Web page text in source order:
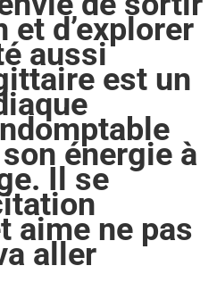
et d’explorer
aussi
est un
énergie à
Il se
aime ne pas
aller